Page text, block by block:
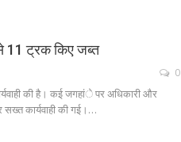
11 ट्रक किए जब्त
0
की है। कई जगहांे पर अधिकारी और
कार्यवाही की गई।…